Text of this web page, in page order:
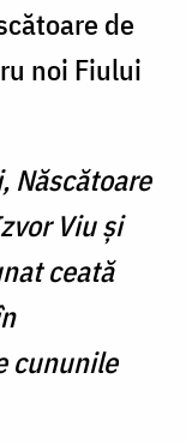
de
noi Fiului
Născă­toare
Viu şi
ceată
cununile